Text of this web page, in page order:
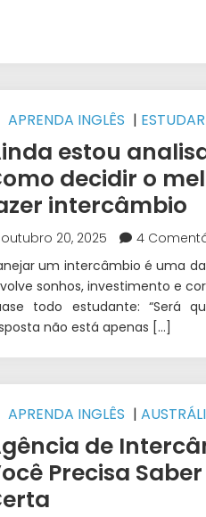
APRENDA INGLÊS |
1 INTERCÂMBIO
estou
decidir o
intercâmbio
outubro 20, 2025
4
um intercâmbio é uma
sonhos, investimento e
todo estudante: “Será
não está apenas […]
APRENDA INGLÊS |
E TRABALHO
de
Precisa